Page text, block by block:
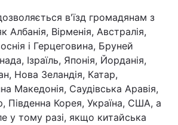
в'їзд громадянам з
Албанія, Вірменія, Австралія,
і Герцеговина, Бруней
Ізраїль, Японія, Йорданія,
Нова Зеландія, Катар,
Македонія, Саудівська Аравія,
Південна Корея, Україна, США, а
у тому разі, якщо китайська